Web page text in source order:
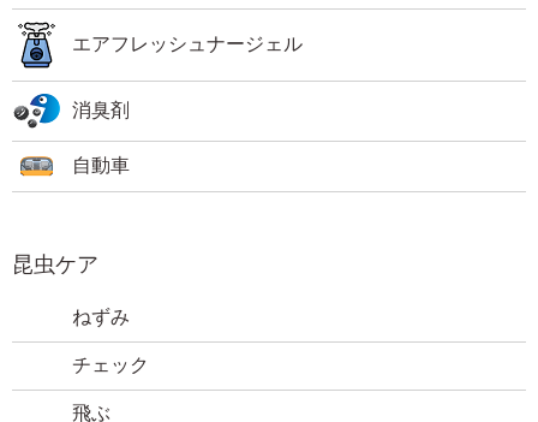
エアフレッシュナージェル
消臭剤
自動車
昆虫ケア
ねずみ
チェック
飛ぶ